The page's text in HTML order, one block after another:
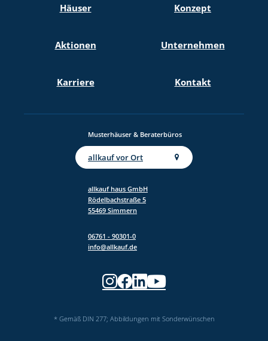
E-Mail, Textnachricht oder Messengerdienst). Ich
GmbH widerrufen.
Anti-Robot Verification
Jetzt kostenlos anfordern
Häuser Konzept
Aktionen Unternehmen
Karriere Kontakt
Musterhäuser & Beraterbüros
allkauf vor Ort
allkauf haus GmbH
Rödelbachstraße 5
55469 Simmern
06761 - 90301-0
info@allkauf.de
* Gemäß DIN 277; Abbildungen mit Sonderwünschen